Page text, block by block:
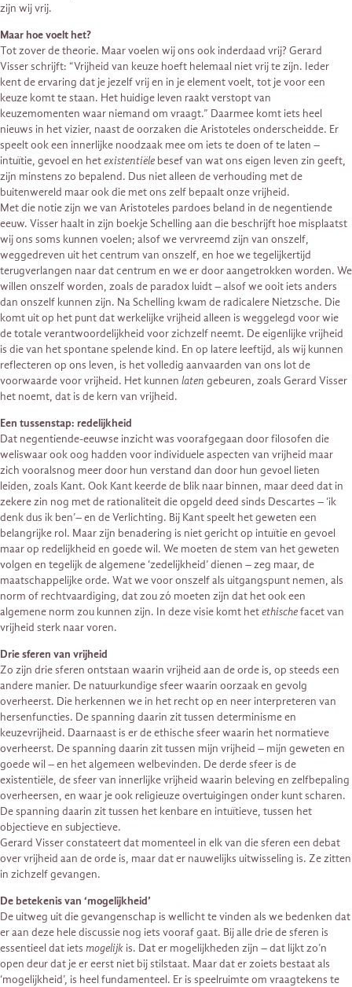
zijn wij vrij.
Maar hoe voelt het?
Tot zover de theorie. Maar voelen wij ons ook inderdaad vrij? Gerard
Visser schrijft: “Vrijheid van keuze hoeft helemaal niet vrij te zijn. Ieder
kent de ervaring dat je jezelf vrij en in je element voelt, tot je voor een
keuze komt te staan. Het huidige leven raakt verstopt van
keuzemomenten waar niemand om vraagt.” Daarmee komt iets heel
nieuws in het vizier, naast de oorzaken die Aristoteles onderscheidde. Er
speelt ook een innerlijke noodzaak mee om iets te doen of te laten –
intuïtie, gevoel en hetexistentiële besef van wat ons eigen leven zin geeft,
zijn minstens zo bepalend. Dus niet alleen de verhouding met de
buitenwereld maar ook die met ons zelf bepaalt onze vrijheid.
Met die notie zijn we van Aristoteles pardoes beland in de negentiende
eeuw. Visser haalt in zijn boekje Schelling aan die beschrijft hoe misplaatst
wij ons soms kunnen voelen; alsof we vervreemd zijn van onszelf,
weggedreven uit het centrum van onszelf, en hoe we tegelijkertijd
terugverlangen naar dat centrum en we er door aangetrokken worden. We
willen onszelf worden, zoals de paradox luidt – alsof we ooit iets anders
dan onszelf kunnen zijn. Na Schelling kwam de radicalere Nietzsche. Die
komt uit op het punt dat werkelijke vrijheid alleen is weggelegd voor wie
de totale verantwoordelijkheid voor zichzelf neemt. De eigenlijke vrijheid
is die van het spontane spelende kind. En op latere leeftijd, als wij kunnen
reflecteren op ons leven, is het volledig aanvaarden van ons lot de
voorwaarde voor vrijheid. Het kunnen laten gebeuren, zoals Gerard Visser
het noemt, dat is de kern van vrijheid.
Een tussenstap: redelijkheid
Dat negentiende-eeuwse inzicht was voorafgegaan door filosofen die
weliswaar ook oog hadden voor individuele aspecten van vrijheid maar
zich vooralsnog meer door hun verstand dan door hun gevoel lieten
leiden, zoals Kant. Ook Kant keerde de blik naar binnen, maar deed dat in
zekere zin nog met de rationaliteit die opgeld deed sinds Descartes – ‘ik
denk dus ik ben’– en de Verlichting. Bij Kant speelt het geweten een
belangrijke rol. Maar zijn benadering is niet gericht op intuïtie en gevoel
maar op redelijkheid en goede wil. We moeten de stem van het geweten
volgen en tegelijk de algemene ‘zedelijkheid’ dienen – zeg maar, de
maatschappelijke orde. Wat we voor onszelf als uitgangspunt nemen, als
norm of rechtvaardiging, dat zou zó moeten zijn dat het ook een
algemene norm zou kunnen zijn. In deze visie komt hetethischefacet van
vrijheid sterk naar voren.
Drie sferen van vrijheid
Zo zijn drie sferen ontstaan waarin vrijheid aan de orde is, op steeds een
andere manier. De natuurkundige sfeer waarin oorzaak en gevolg
overheerst. Die herkennen we in het recht op en neer interpreteren van
hersenfuncties. De spanning daarin zit tussen determinisme en
keuzevrijheid. Daarnaast is er de ethische sfeer waarin het normatieve
overheerst. De spanning daarin zit tussen mijn vrijheid – mijn geweten en
goede wil – en het algemeen welbevinden. De derde sfeer is de
existentiële, de sfeer van innerlijke vrijheid waarin beleving en zelfbepaling
overheersen, en waar je ook religieuze overtuigingen onder kunt scharen.
De spanning daarin zit tussen het kenbare en intuïtieve, tussen het
objectieve en subjectieve.
Gerard Visser constateert dat momenteel in elk van die sferen een debat
over vrijheid aan de orde is, maar dat er nauwelijks uitwisseling is. Ze zitten
in zichzelf gevangen.
De betekenis van ‘mogelijkheid’
De uitweg uit die gevangenschap is wellicht te vinden als we bedenken dat
er aan deze hele discussie nog iets vooraf gaat. Bij alle drie de sferen is
essentieel dat iets mogelijk is. Dat er mogelijkheden zijn – dat lijkt zo’n
open deur dat je er eerst niet bij stilstaat. Maar dat er zoiets bestaat als
‘mogelijkheid’, is heel fundamenteel. Er is speelruimte om vraagtekens te